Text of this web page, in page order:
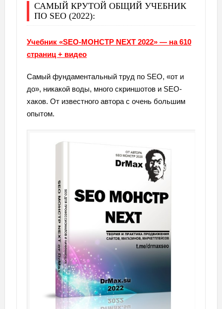
САМЫЙ КРУТОЙ ОБЩИЙ УЧЕБНИК
ПО SEO (2022):
Учебник «SEO-МОНСТР NEXT 2022» — на 610
страниц + видео
Самый фундаментальный труд по SEO, «от и
до», никакой воды, много скриншотов и SEO-
хаков. От известного автора с очень большим
опытом.